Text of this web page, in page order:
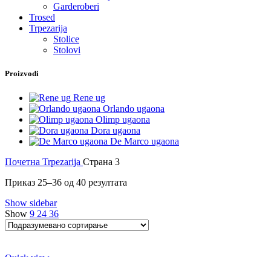
Garderoberi
Trosed
Trpezarija
Stolice
Stolovi
Proizvodi
Rene ug
Orlando ugaona
Olimp ugaona
Dora ugaona
De Marco ugaona
Почетна Trpezarija Страна 3
Приказ 25–36 од 40 резултата
Show sidebar
Show 9 24 36